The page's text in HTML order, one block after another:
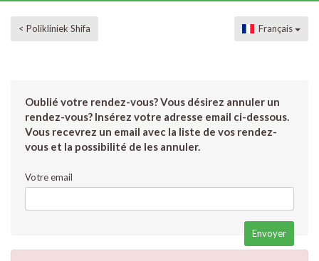
< Polikliniek Shifa Français
Oublié votre rendez-vous? Vous désirez annuler un
rendez-vous? Insérez votre adresse email ci-dessous.
Vous recevrez un email avec la liste de vos rendez-
vous et la possibilité de les annuler.
Votre email